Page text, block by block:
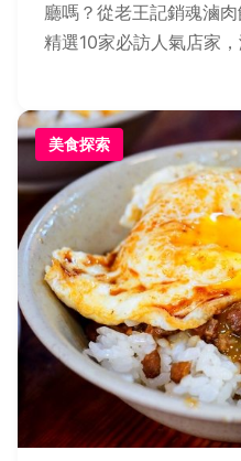
廳嗎？從老王記銷魂滷
精選10家必訪人氣店家
用餐不踩雷！
美食探索